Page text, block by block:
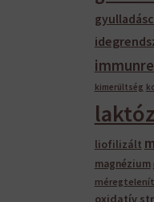
kimerültség
liofilizált
magnézium
oxidatív